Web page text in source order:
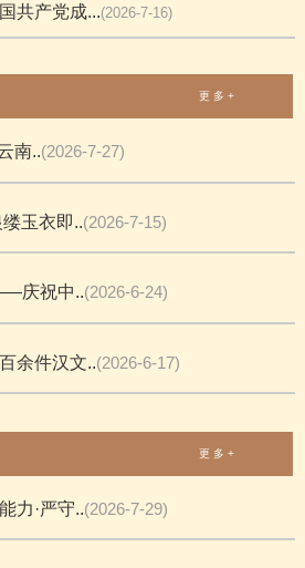
共产党成...(2026-7-16)
更 多 +
南..(2026-7-27)
玉衣即..(2026-7-15)
庆祝中..(2026-6-24)
余件汉文..(2026-6-17)
更 多 +
力·严守..(2026-7-29)